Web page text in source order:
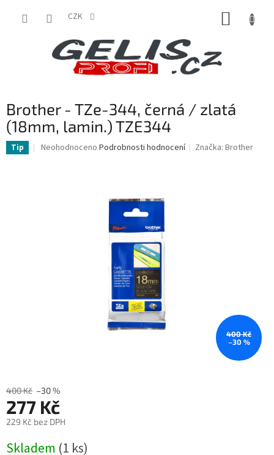
CZK
Brother - TZe-344, černá / zlatá
(18mm, lamin.) TZE344
Tip
Průměrné
Neohodnoceno Podrobnosti hodnocení Značka:Brother
400 Kč
–30 %
400 Kč –30 %
277 Kč
229 Kč bez DPH
cena:
Skladem (1 ks)